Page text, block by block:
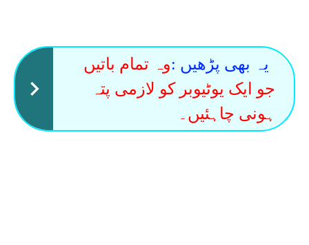
یہ بھی پڑھیں :وہ تمام باتیں
جو ایک یوٹیوبر کو لازمی پتہ
ہونی چاہئیں۔